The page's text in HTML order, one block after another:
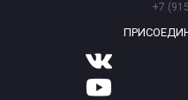
+7